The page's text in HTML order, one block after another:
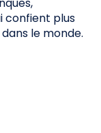
confient plus
le monde.